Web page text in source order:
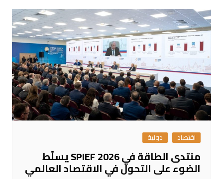
اقتصاد دولية
منتدى الطاقة في SPIEF 2026 يسلّط
الضوء على التحول في الاقتصاد العالمي